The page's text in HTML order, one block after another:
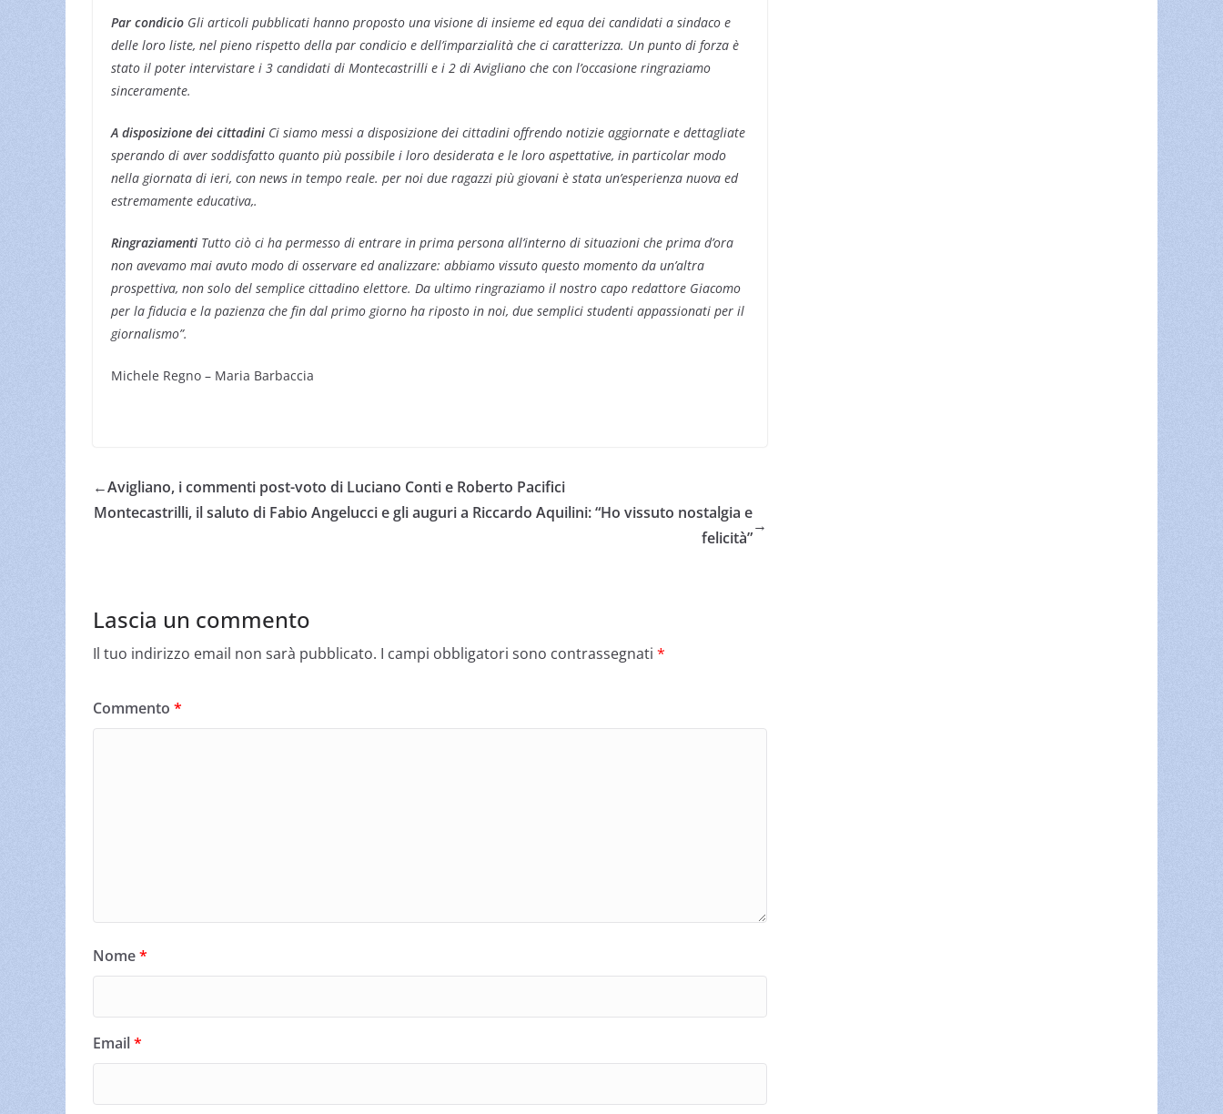
Par condicio Gli articoli pubblicati hanno proposto una visione di insieme ed equa dei candidati a sindaco e
delle loro liste, nel pieno rispetto della par condicio e dell’imparzialità che ci caratterizza. Un punto di forza è
stato il poter intervistare i 3 candidati di Montecastrilli e i 2 di Avigliano che con l’occasione ringraziamo
sinceramente.
A disposizione dei cittadini Ci siamo messi a disposizione dei cittadini offrendo notizie aggiornate e dettagliate
sperando di aver soddisfatto quanto più possibile i loro desiderata e le loro aspettative, in particolar modo
nella giornata di ieri, con news in tempo reale. per noi due ragazzi più giovani è stata un’esperienza nuova ed
estremamente educativa,.
Ringraziamenti Tutto ciò ci ha permesso di entrare in prima persona all’interno di situazioni che prima d’ora
non avevamo mai avuto modo di osservare ed analizzare: abbiamo vissuto questo momento da un’altra
prospettiva, non solo del semplice cittadino elettore. Da ultimo ringraziamo il nostro capo redattore Giacomo
per la fiducia e la pazienza che fin dal primo giorno ha riposto in noi, due semplici studenti appassionati per il
giornalismo”.
Michele Regno – Maria Barbaccia
←Avigliano, i commenti post-voto di Luciano Conti e Roberto Pacifici
Montecastrilli, il saluto di Fabio Angelucci e gli auguri a Riccardo Aquilini: “Ho vissuto nostalgia e
felicità”
→
Lascia un commento
Il tuo indirizzo email non sarà pubblicato. I campi obbligatori sono contrassegnati *
Commento *
Nome*
Email*